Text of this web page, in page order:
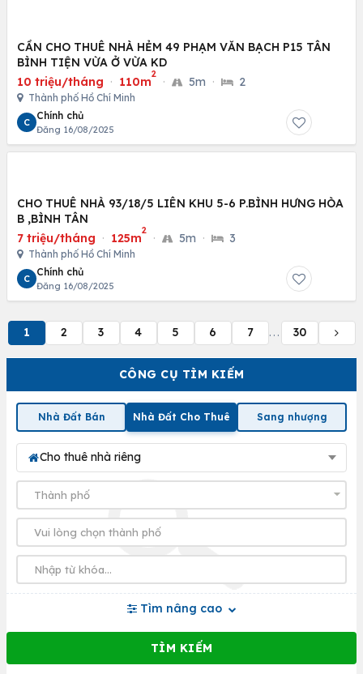
CÔNG CỤ TÌM KIẾM
Nhà Đất Bán Nhà Đất Cho Thuê Sang nhượng
Cho thuê nhà riêng
Tìm nâng cao
CẦN CHO THUÊ NHÀ HẺM 49 PHẠM VĂN BẠCH P15 TÂN
BÌNH TIỆN VỪA Ở VỪA KD
10 triệu/tháng · 110m
2
· 5m · 2
Thành phố Hồ Chí Minh
C
Chính chủ
Đăng 16/08/2025
CHO THUÊ NHÀ 93/18/5 LIÊN KHU 5-6 P.BÌNH HƯNG HÒA
B ,BÌNH TÂN
7 triệu/tháng · 125m
2
· 5m · 3
Thành phố Hồ Chí Minh
C
Chính chủ
Đăng 16/08/2025
1 2 3 4 5 6 7 ... 30